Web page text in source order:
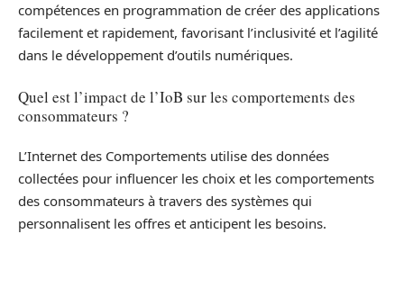
compétences en programmation de créer des applications
facilement et rapidement, favorisant l’inclusivité et l’agilité
dans le développement d’outils numériques.
Quel est l’impact de l’IoB sur les comportements des
consommateurs ?
L’Internet des Comportements utilise des données
collectées pour influencer les choix et les comportements
des consommateurs à travers des systèmes qui
personnalisent les offres et anticipent les besoins.